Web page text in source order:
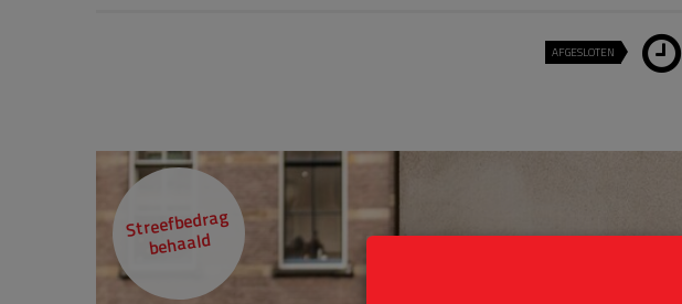
AFGESLOTEN
Streefbedrag
behaald